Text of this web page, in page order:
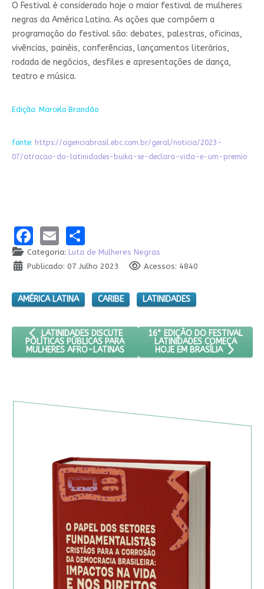
O Festival é considerado hoje o maior festival de mulheres
negras da América Latina. As ações que compõem a
programação do festival são: debates, palestras, oficinas,
vivências, painéis, conferências, lançamentos literários,
rodada de negócios, desfiles e apresentações de dança,
teatro e música.
Edição: Marcelo Brandão
fonte: https://agenciabrasil.ebc.com.br/geral/noticia/2023-
07/atracao-do-latinidades-buika-se-declara-vida-e-um-premio
Facebook
EmailShare
Categoria: Luta de Mulheres Negras
Publicado: 07 Julho 2023
Acessos: 4840
AMÉRICA LATINA CARIBE LATINIDADES
ARTIGO ANTERIOR: LATINIDADES DISCUTE POLÍTICAS
LATINIDADES DISCUTE
POLÍTICAS PÚBLICAS PARA
MULHERES AFRO-LATINAS
PRÓXIMO ARTIGO: 16°
16° EDIÇÃO DO FESTIVAL
LATINIDADES COMEÇA
HOJE EM BRASÍLIA